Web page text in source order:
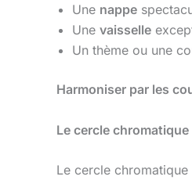
Une nappe
Une vaisselle
Un thème ou une
Harmoniser par les
Le cercle
Le cercle